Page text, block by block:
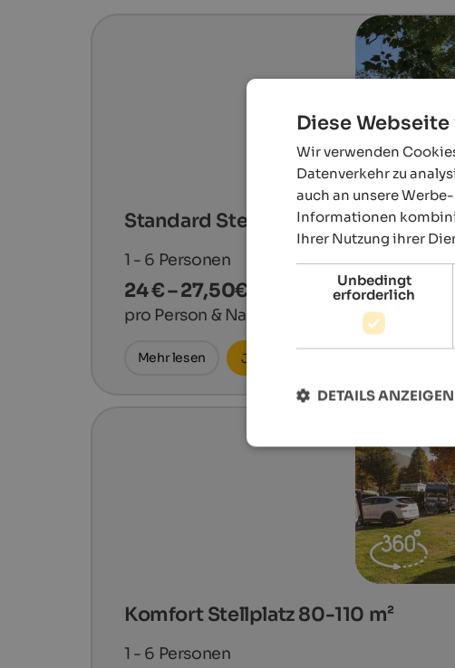
Standard Stellplatz 60-80 m²
1 - 6 Personen
24 € – 27,50€
pro Person & Nacht
Mehr lesen Jetzt anfragen
Komfort Stellplatz 80-110 m²
1 - 6 Personen
Diese
Wir verwenden
Datenverkehr zu
auch an unsere
Informationen
Ihrer Nutzung ihrer
Unbedingt
erforderlich
DETAILS ANZEIGEN